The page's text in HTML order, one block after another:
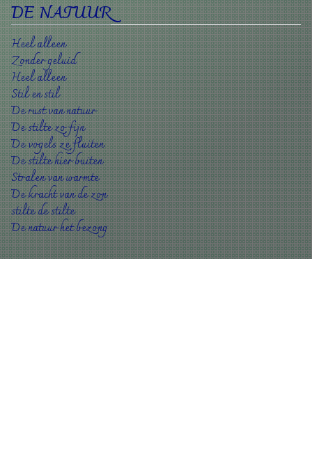
DE NATUUR
Heel alleen
Zonder geluid
Heel alleen
Stil en stil
De rust van natuur
De stilte zo fijn
De vogels ze fluiten
De stilte hier buiten
Stralen van warmte
De kracht van de zon
stilte de stilte
De natuur het bezong